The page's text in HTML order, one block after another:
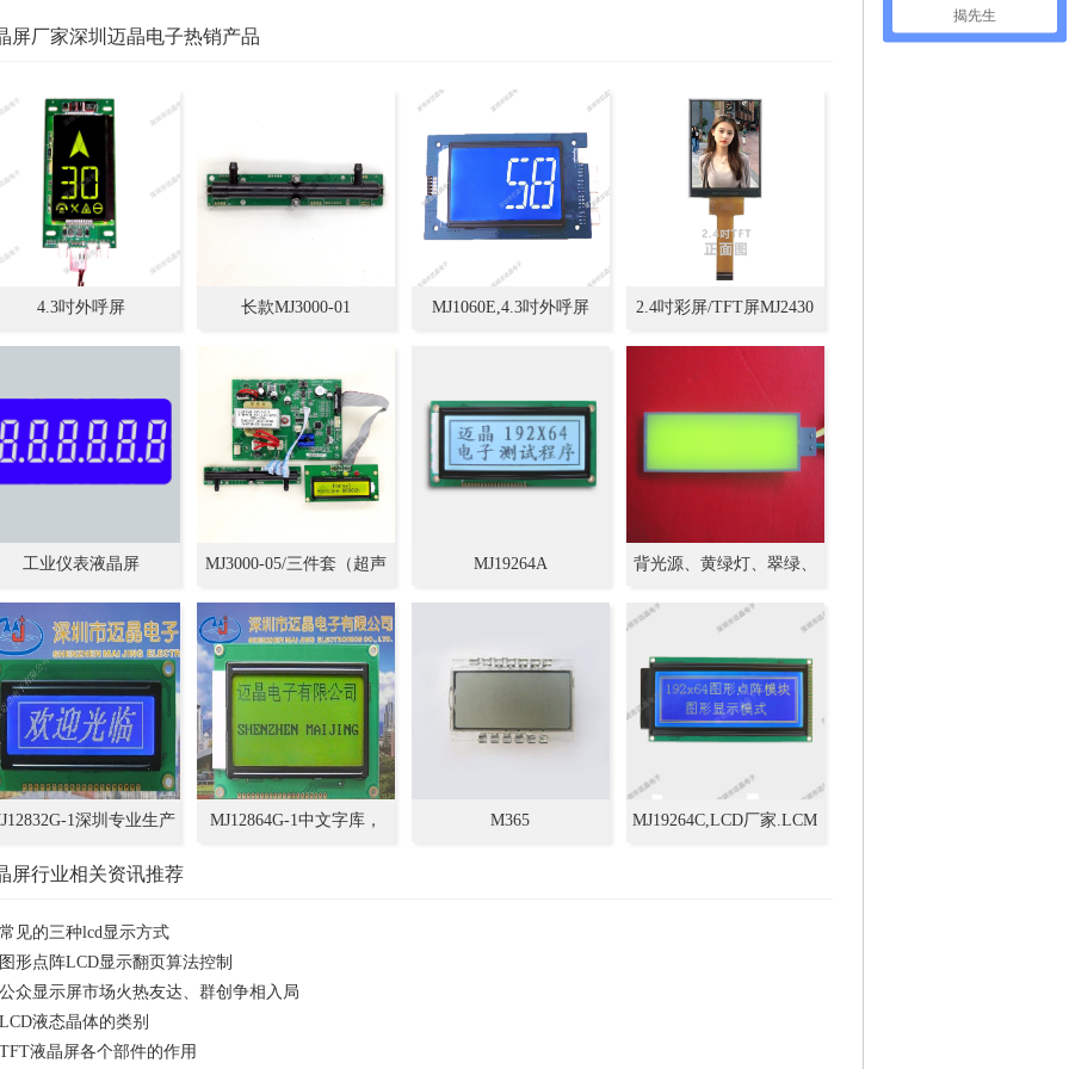
屏厂家深圳迈晶电子热销产品
4.3吋外呼屏 长款MJ3000-01 MJ1060E,4.3吋外呼屏 2.4吋彩屏/TFT屏MJ2430
工业仪表液晶屏 MJ3000-05/三件套（超声
波氧气传感器+主板+显示
液晶屏）
MJ19264A 背光源、黄绿灯、翠绿、
侧背光、底背光
1深圳专业生产
组厂,LCD加工定制+设
MJ12864G-1中文字库， M365 MJ19264C,LCD厂家.LCM
屏行业相关资讯推荐
常见的三种lcd显示方式
图形点阵LCD显示翻页算法控制
公众显示屏市场火热友达、群创争相入局
LCD液态晶体的类别
TFT液晶屏各个部件的作用
揭先生